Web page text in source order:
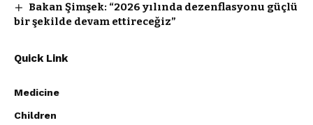
Bakan Şimşek: “2026 yılında dezenflasyonu güçlü
bir şekilde devam ettireceğiz”
Quick Link
Medicine
Children